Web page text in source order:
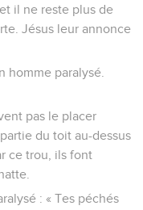
il ne reste plus de
Jésus leur annonce
homme paralysé.
pas le placer
du toit au-dessus
ce trou, ils font
: « Tes péchés